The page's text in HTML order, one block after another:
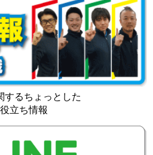
するちょっとした
立ち情報